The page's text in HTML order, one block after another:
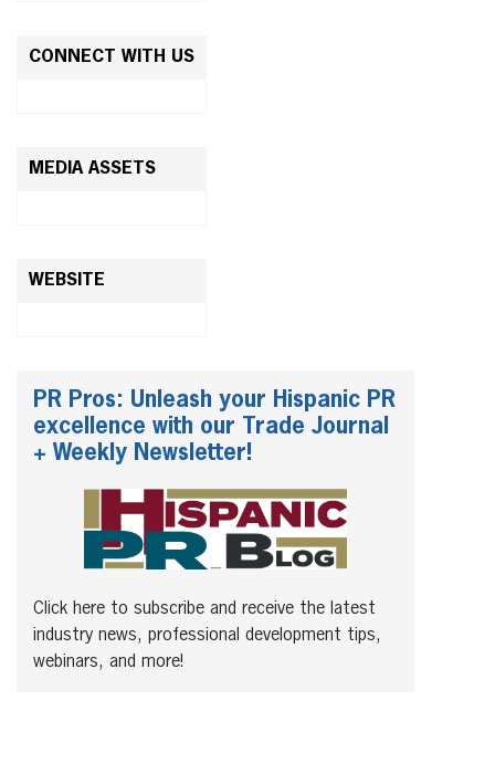
CONNECT WITH US
MEDIA ASSETS
WEBSITE
PR Pros: Unleash your Hispanic PR
excellence with our Trade Journal
+ Weekly Newsletter!
Click here to subscribe and receive the latest
industry news, professional development tips,
webinars, and more!